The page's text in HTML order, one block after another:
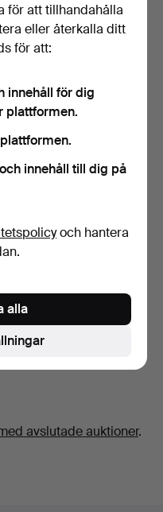
VINKYL, modell KCC-
VDK40DT, KCC.
dagar
USD
avslutade auktioner.
för att tillhandahålla
eller återkalla ditt
för att:
innehåll för dig
plattformen.
innehåll till dig på
och hantera
alla